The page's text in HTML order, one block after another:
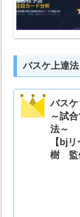
バスケ上達
バス
～試
法～
【bj
樹 監